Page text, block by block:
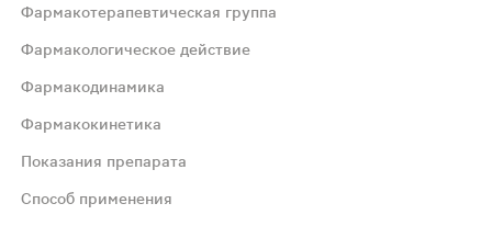
Фармакотерапевтическая группа
Фармакологическое действие
Фармакодинамика
Фармакокинетика
Показания препарата
Способ применения